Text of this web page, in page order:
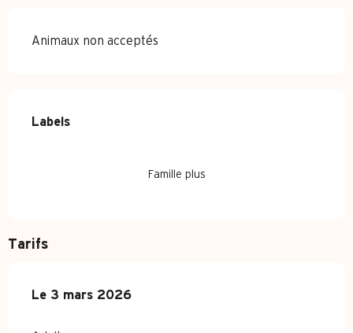
Animaux non acceptés
Offres de prestations
Labels
Labels
Famille plus
Tarifs
Le 3 mars 2026
Le 3 mars 2026